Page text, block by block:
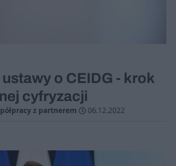
o CEIDG - krok
cyfryzacji
z partnerem 06.12.2022